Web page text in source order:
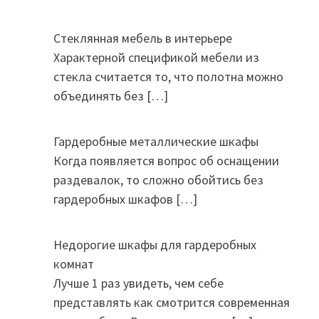
Стеклянная мебель в интерьере
Характерной спецификой мебели из
стекла считается то, что полотна можно
объединять без […]
Гардеробные металлические шкафы
Когда появляется вопрос об оснащении
раздевалок, то сложно обойтись без
гардеробных шкафов […]
Недорогие шкафы для гардеробных
комнат
Лучше 1 раз увидеть, чем себе
представлять как смотрится современная